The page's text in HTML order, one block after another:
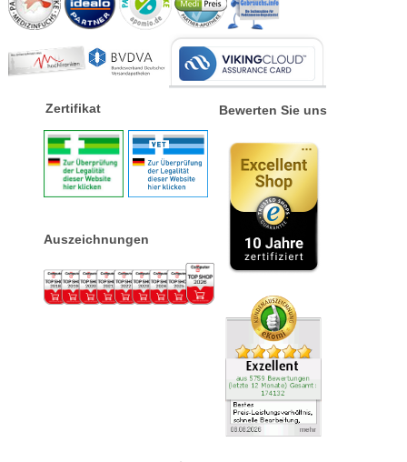
Zertifikat
Auszeichnungen
Bewerten Sie uns